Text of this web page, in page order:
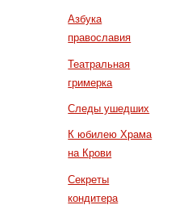
Азбука
православия
Театральная
гримерка
Следы ушедших
К юбилею Храма
на Крови
Секреты
кондитера